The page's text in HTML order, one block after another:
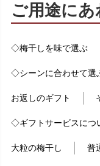
ご用途にあ
◇梅干しを味で選ぶ
◇シーンに合わせて選
お返しのギフト
◇ギフトサービスにつ
大粒の梅干し 普